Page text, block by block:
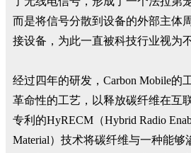
而是将信号分散到设备的外部主体
接设备，为此一直被科技行业视为
经过四年的研发，Carbon Mobile的
革命性的工艺，以释放碳纤维在互
专利的HyRECM（Hybrid Radio
Material）技术将碳纤维与一种能够